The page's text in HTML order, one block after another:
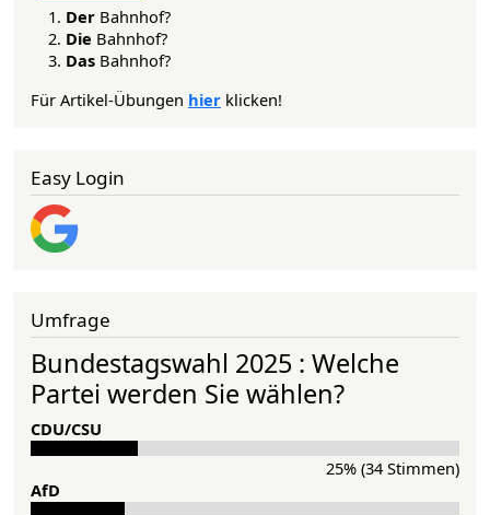
Der Bahnhof?
Die Bahnhof?
Das Bahnhof?
Für Artikel-Übungen hier klicken!
Easy Login
Umfrage
Bundestagswahl 2025 : Welche
Partei werden Sie wählen?
CDU/CSU
25% (34 Stimmen)
AfD